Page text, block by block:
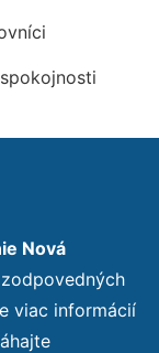
Nová
viac informácií